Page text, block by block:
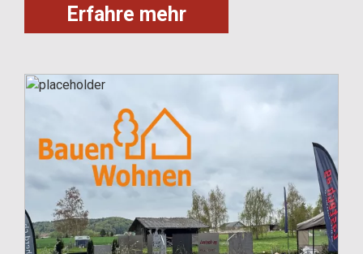
Erfahre mehr